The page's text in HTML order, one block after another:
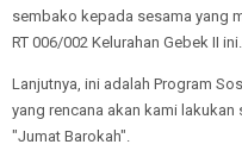
sembako kepada sesama yang
RT 006/002 Kelurahan Gebek II ini.
Lanjutnya, ini adalah Program
yang rencana akan kami
"Jumat Barokah".